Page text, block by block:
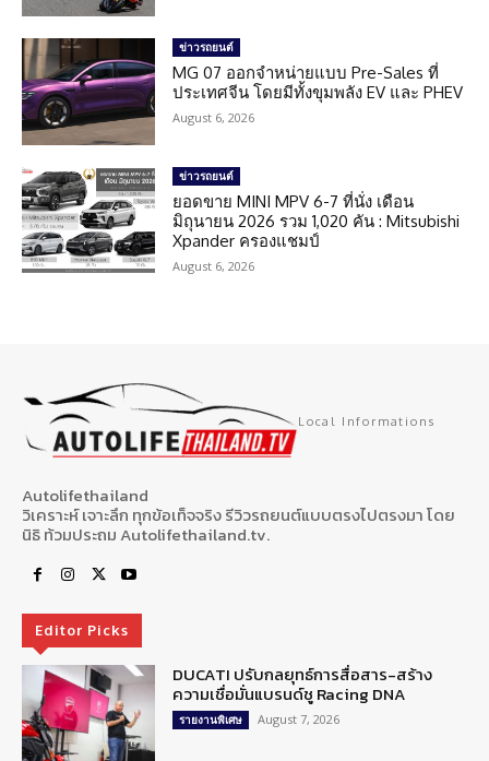
ข่าวรถยนต์
MG 07 ออกจำหน่ายแบบ Pre-Sales ที่
ประเทศจีน โดยมีทั้งขุมพลัง EV และ PHEV
August 6, 2026
ข่าวรถยนต์
ยอดขาย MINI MPV 6-7 ที่นั่ง เดือน
มิถุนายน 2026 รวม 1,020 คัน : Mitsubishi
Xpander ครองแชมป์
August 6, 2026
Local Informations
Autolifethailand
วิเคราะห์ เจาะลึก ทุกข้อเท็จจริง รีวิวรถยนต์แบบตรงไปตรงมา โดย
นิธิ ท้วมประถม Autolifethailand.tv.
Editor Picks
DUCATI ปรับกลยุทธ์การสื่อสาร-สร้าง
ความเชื่อมั่นแบรนด์ชู Racing DNA
รายงานพิเศษ August 7, 2026